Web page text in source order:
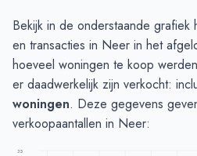
Bekijk in de onderstaande grafiek
en transacties in Neer in het
hoeveel woningen te koop
er daadwerkelijk zijn verkocht:
woningen. Deze gegevens
verkoopaantallen in Neer:
35